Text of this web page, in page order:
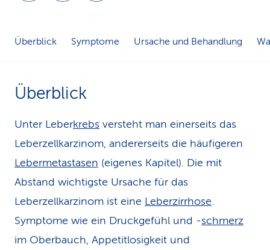
Überblick Symptome Ursache und Behandlung
Überblick
Unter Leberkrebs versteht man einerseits das
Leberzellkarzinom, andererseits die häufigeren
Lebermetastasen (eigenes Kapitel). Die mit
Abstand wichtigste Ursache für das
Leberzellkarzinom ist eine Leberzirrhose.
Symptome wie ein Druckgefühl und -schmerz
im Oberbauch, Appetitlosigkeit und